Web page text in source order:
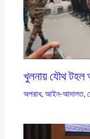
খুলনায় যৌথ টহল
অপরাধ,আইন-আদালত,